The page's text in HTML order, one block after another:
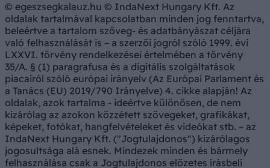
© egeszsegkalauz.hu © IndaNext Hungary Kft. Az
oldalak tartalmával kapcsolatban minden jog fenntartva,
beleértve a tartalom szöveg- és adatbányászat céljára
való felhasználását is – a szerzői jogról szóló 1999. évi
LXXVI. törvény rendelkezései értelmében a törvény
35/A. § (1) paragrafusa és a digitális szolgáltatások
piacairól szóló európai irányelv (Az Európai Parlament és
a Tanács (EU) 2019/790 Irányelve) 4. cikke alapján! Az
oldalak, azok tartalma - ideértve különösen, de nem
kizárólag az azokon közzétett szövegeket, grafikákat,
képeket, fotókat, hangfelvételeket és videókat stb. – az
IndaNext Hungary Kft. ("Jogtulajdonos") kizárólagos
jogosultsága alá esnek. Mindezek minden és bármely
felhasználása csak a Jogtulajdonos előzetes írásbeli